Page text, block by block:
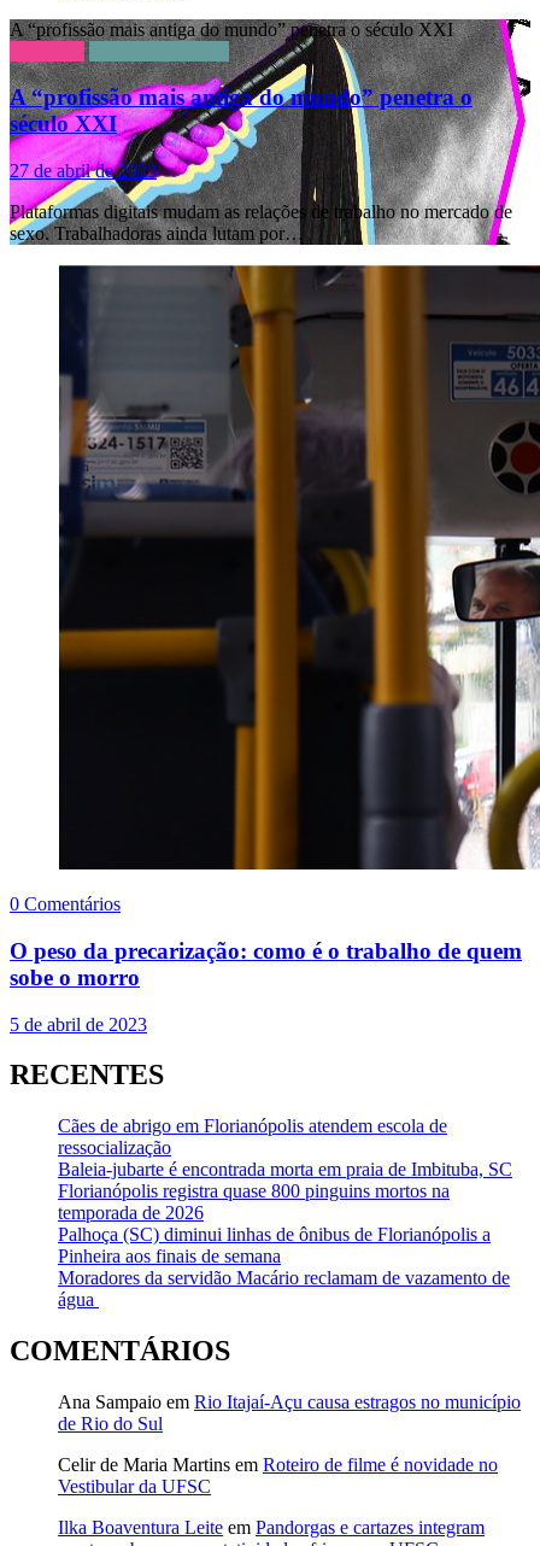
A “profissão mais antiga do mundo” penetra o século XXI
A “profissão mais antiga do mundo” penetra o
século XXI
27 de abril de 2023
Plataformas digitais mudam as relações de trabalho no mercado de
sexo. Trabalhadoras ainda lutam por…
0 Comentários
O peso da precarização: como é o trabalho de quem
sobe o morro
5 de abril de 2023
RECENTES
Cães de abrigo em Florianópolis atendem escola de
ressocialização
Baleia-jubarte é encontrada morta em praia de Imbituba, SC
Florianópolis registra quase 800 pinguins mortos na
temporada de 2026
Palhoça (SC) diminui linhas de ônibus de Florianópolis a
Pinheira aos finais de semana
Moradores da servidão Macário reclamam de vazamento de
água
COMENTÁRIOS
Ana Sampaio em Rio Itajaí-Açu causa estragos no município
de Rio do Sul
Celir de Maria Martins em Roteiro de filme é novidade no
Vestibular da UFSC
Ilka Boaventura Leite em Pandorgas e cartazes integram